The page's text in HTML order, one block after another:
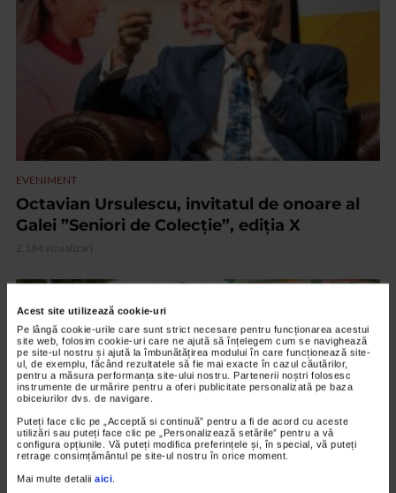
Acest site utilizează cookie-uri
Pe lângă cookie-urile care sunt strict necesare pentru funcționarea acestui
site web, folosim cookie-uri care ne ajută să înțelegem cum se navighează
pe site-ul nostru și ajută la îmbunătățirea modului în care funcționează site-
ul, de exemplu, făcând rezultatele să fie mai exacte în cazul căutărilor,
pentru a măsura performanța site-ului nostru. Partenerii noștri folosesc
instrumente de urmărire pentru a oferi publicitate personalizată pe baza
obiceiurilor dvs. de navigare.
Puteți face clic pe „Acceptă si continuă” pentru a fi de acord cu aceste
utilizări sau puteți face clic pe „Personalizează setările” pentru a vă
configura opțiunile. Vă puteți modifica preferințele și, în special, vă puteți
retrage consimțământul pe site-ul nostru în orice moment.
Mai multe detalii aici
EVENIMENT
Octavian Ursulescu, invitatul de onoare al
Galei ”Seniori de Colecție”, ediția X
2.184 vizualizari